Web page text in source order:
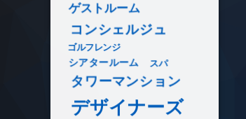
ゲストルーム
コンシェルジュ
ゴルフレンジ
シアタールーム スパ
タワーマンション
デザイナーズ